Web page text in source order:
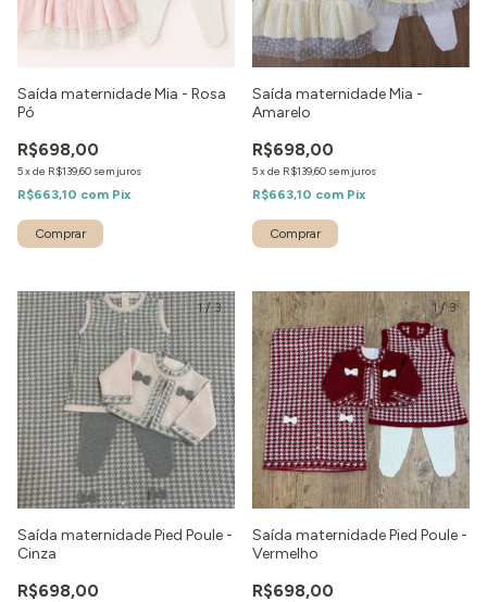
Saída maternidade Mia - Rosa
Pó
R$698,00
5xde R$139,60 sem juros
R$663,10 com Pix
Comprar
Saída maternidade Mia -
Amarelo
R$698,00
5xde R$139,60 sem juros
R$663,10 com Pix
Comprar
1/3
Saída maternidade Pied Poule -
Cinza
R$698,00
1/3
Saída maternidade Pied Poule -
Vermelho
R$698,00